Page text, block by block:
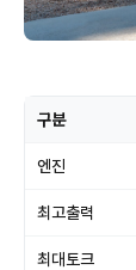
구분
엔진
최고출력
최대토크